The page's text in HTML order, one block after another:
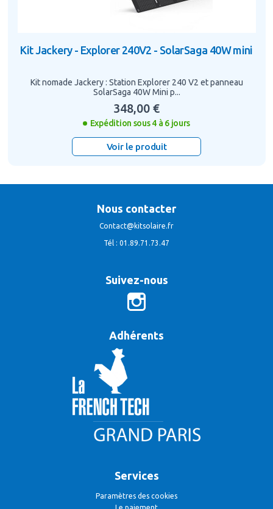
Kit Jackery - Explorer 240V2 - SolarSaga 40W mini
Kit nomade Jackery : Station Explorer 240 V2 et panneau
SolarSaga 40W Mini p...
348,00 €
Expédition sous 4 à 6 jours
Voir le produit
Nous contacter
Contact@kitsolaire.fr
Tél : 01.89.71.73.47
Suivez-nous
Adhérents
Services
Paramètres des cookies
Le paiement